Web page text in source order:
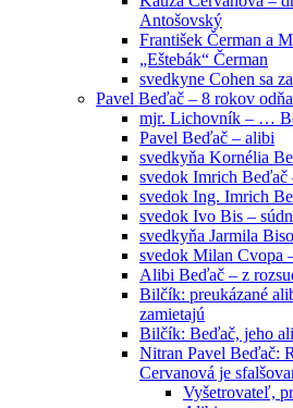
Antošovský
František Čerman a
„Eštebák“ Čerman
svedkyne Cohen sa
Pavel Beďač – 8 rokov
mjr. Lichovník – …
Pavel Beďač – alibi
svedkyňa Kornélia
svedok Imrich Beďač
svedok Ing. Imrich
svedok Ivo Bis –
svedkyňa Jarmila
svedok Milan Cvopa
Alibi Beďač – z
Bilčík: preukázané
zamietajú
Bilčík: Beďač, jeho
Nitran Pavel Beďač:
Cervanová je
Vyšetrovateľ,